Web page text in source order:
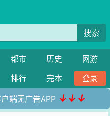
搜索
都市 历史
网游
排行 完本 登录
端无广告APP ↓↓↓